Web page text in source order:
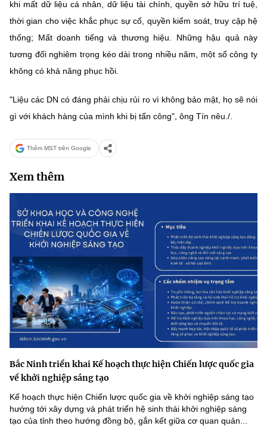
khi mất dữ liệu cá nhân, dữ liệu tài chính, quyền sở hữu trí tuệ,
thời gian cho việc khắc phục sự cố, quyền kiểm soát, truy cập hệ
thống; Mất doanh tiếng và thương hiệu. Những hậu quả này
tương đối nghiêm trọng kéo dài trong nhiều năm, một số công ty
không có khả năng phục hồi.
"Liệu các DN có đáng phải chịu rủi ro vì không bảo mật, họ sẽ nói
gì với khách hàng của mình khi bị tấn công", ông Tín nêu./.
Thêm MST trên Google
Xem thêm
Bắc Ninh triển khai Kế hoạch thực hiện Chiến lược quốc gia
về khởi nghiệp sáng tạo
Kế hoạch thực hiện Chiến lược quốc gia về khởi nghiệp sáng tạo
hướng tới xây dựng và phát triển hệ sinh thái khởi nghiệp sáng
tạo của tỉnh theo hướng đồng bộ, gắn kết giữa cơ quan quản...